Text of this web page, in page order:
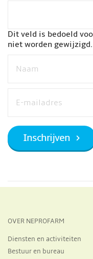
Dit veld is bedoeld
niet worden gewijzigd.
OVER NEPROFARM
Diensten en activiteiten
Bestuur en bureau